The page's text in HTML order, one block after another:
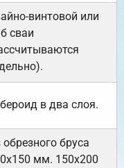
винтовой или
сваи
в два слоя.
обрезного бруса
мм. 150х200